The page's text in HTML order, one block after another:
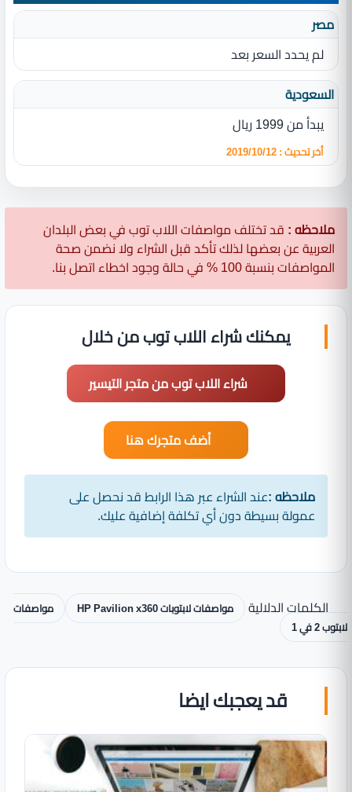
مصر
لم يحدد السعر بعد
السعودية
يبدأ من 1999 ريال
أخر تحديث : 2019/10/12
ملاحظه : قد تختلف مواصفات اللاب توب في بعض البلدان
العربية عن بعضها لذلك تأكد قبل الشراء ولا نضمن صحة
المواصفات بنسبة 100 % في حالة وجود اخطاء اتصل بنا.
يمكنك شراء اللاب توب من خلال
شراء اللاب توب من متجر التيسير
أضف متجرك هنا
ملاحظه :عند الشراء عبر هذا الرابط قد نحصل على
عمولة بسيطة دون أي تكلفة إضافية عليك.
الكلمات الدلالية مواصفات لابتوبات HP Pavilion x360
مواصفات
لابتوب 2 في 1
قد يعجبك ايضا